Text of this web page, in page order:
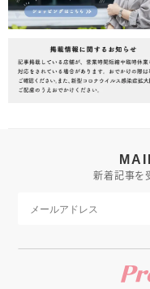
新着記事を